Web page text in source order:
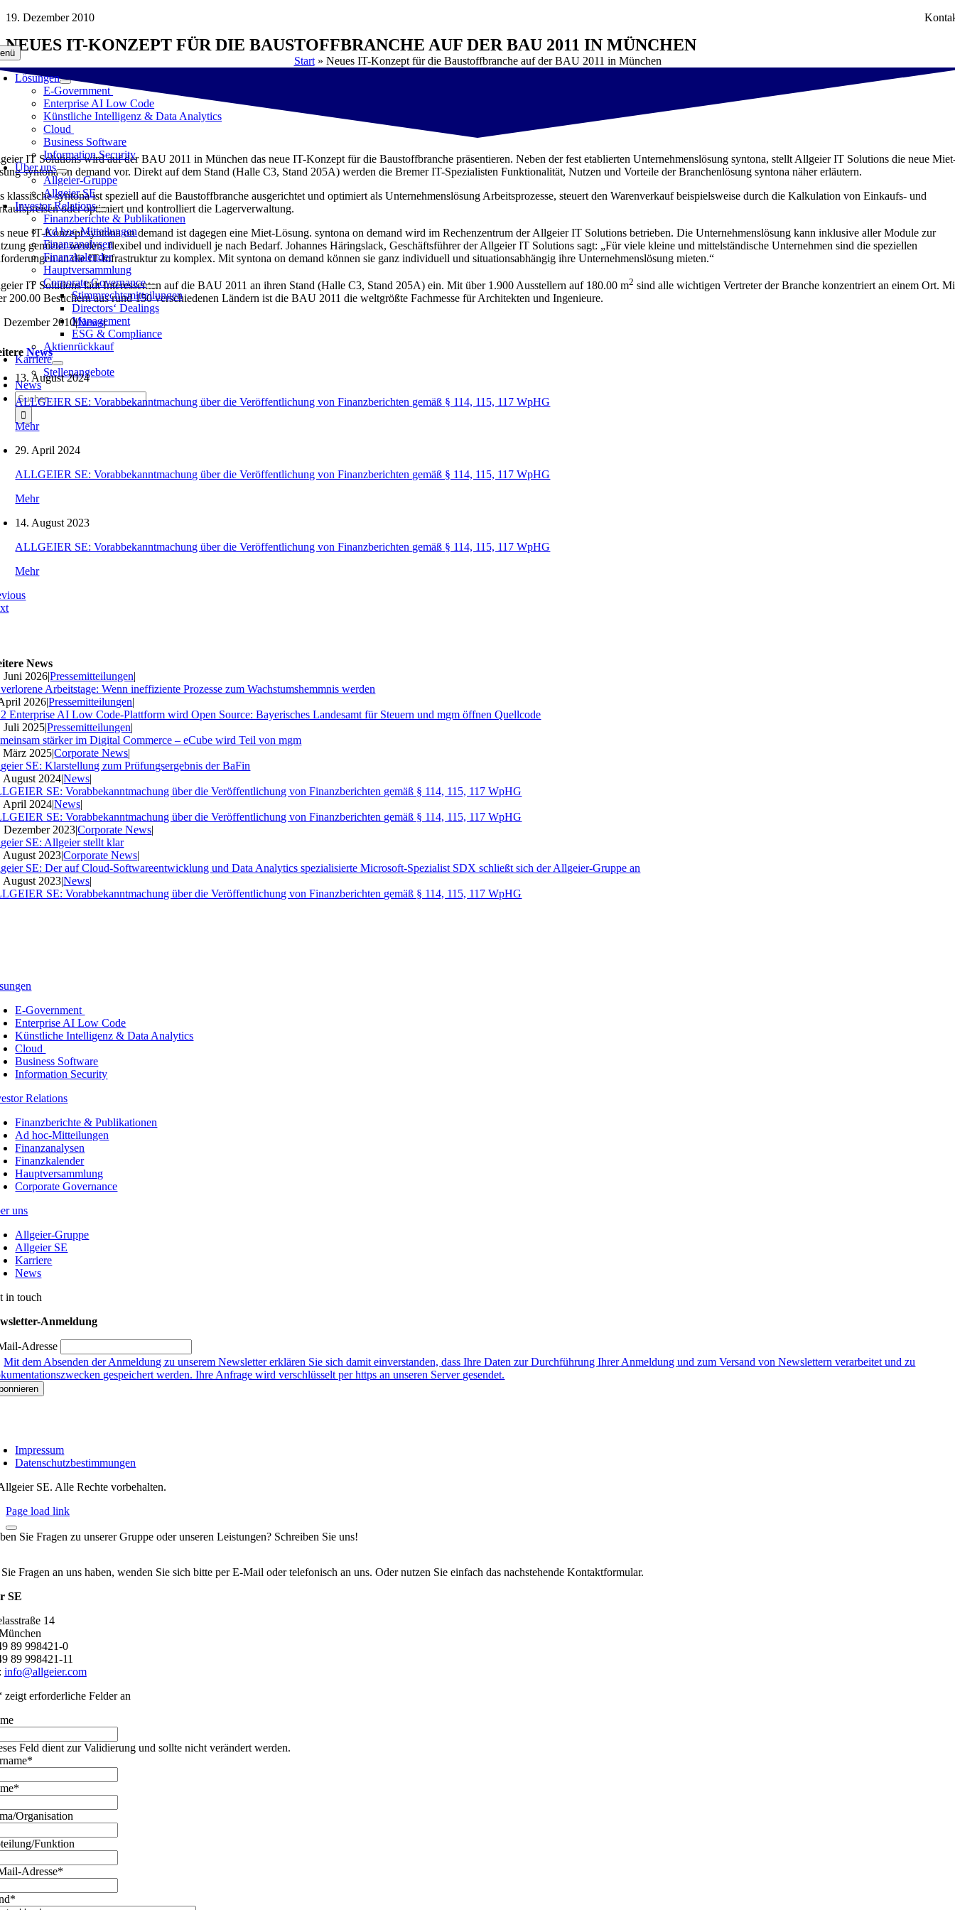
Zum
springen
Lösungen
E-Government
Enterprise AI Low Code
Künstliche Intelligenz & Data Analytics
Cloud
Business Software
Information Security
Über uns
Allgeier-Gruppe
Allgeier SE
Investor Relations
Finanzberichte & Publikationen
Ad hoc-Mitteilungen
Finanzanalysen
Finanzkalender
Hauptversammlung
Corporate Governance
Stimmrechtsmitteilungen
Directors‘ Dealings
Management
ESG & Compliance
Aktienrückkauf
Karriere
Stellenangebote
News
Suche
nach:
19. Dezember 2010
NEUES IT-KONZEPT FÜR DIE BAUSTOFFBRANCHE AUF DER BAU 2011 IN MÜNCHEN
Start» Neues IT-Konzept für die Baustoffbranche auf der BAU 2011 in München
IT Solutions wird auf der BAU 2011 in München das neue IT-Konzept für die Baustoffbranche präsentieren. Neben der fest etablierten Unternehmenslösung syntona, stellt Allgeier IT Solutions die neue
syntona on demand vor. Direkt auf dem Stand (Halle C3, Stand 205A) werden die Bremer IT-Spezialisten Funktionalität, Nutzen und Vorteile der Branchenlösung syntona näher erläutern.
klassische syntona ist speziell auf die Baustoffbranche ausgerichtet und optimiert als Unternehmenslösung Arbeitsprozesse, steuert den Warenverkauf beispielsweise durch die Kalkulation von Einkaufs- und
oder optimiert und kontrolliert die Lagerverwaltung.
neue IT-Konzept syntona on demand ist dagegen eine Miet-Lösung. syntona on demand wird im Rechenzentrum der Allgeier IT Solutions betrieben. Die Unternehmenslösung kann inklusive aller Module zur
gemietet werden, flexibel und individuell je nach Bedarf. Johannes Häringslack, Geschäftsführer der Allgeier IT Solutions sagt: „Für viele kleine und mittelständische Unternehmen sind die speziellen
an die IT-Infrastruktur zu komplex. Mit syntona on demand können sie ganz individuell und situationsabhängig ihre Unternehmenslösung mieten.“
IT Solutions lädt Interessenten auf die BAU 2011 an ihren Stand (Halle C3, Stand 205A) ein. Mit über 1.900 Ausstellern auf 180.00 m2 sind alle wichtigen Vertreter der Branche konzentriert an einem Ort.
200.00 Besuchern aus rund 150 verschiedenen Ländern ist die BAU 2011 die weltgrößte Fachmesse für Architekten und Ingenieure.
Dezember 2010|News|
News
13. August 2024
ALLGEIER SE: Vorabbekanntmachung über die Veröffentlichung von Finanzberichten gemäß § 114, 115, 117 WpHG
Mehr
29. April 2024
ALLGEIER SE: Vorabbekanntmachung über die Veröffentlichung von Finanzberichten gemäß § 114, 115, 117 WpHG
Mehr
14. August 2023
ALLGEIER SE: Vorabbekanntmachung über die Veröffentlichung von Finanzberichten gemäß § 114, 115, 117 WpHG
Mehr
News
Juni 2026|Pressemitteilungen|
Arbeitstage: Wenn ineffiziente Prozesse zum Wachstumshemmnis werden
2026|Pressemitteilungen|
Enterprise AI Low Code-Plattform wird Open Source: Bayerisches Landesamt für Steuern und mgm öffnen Quellcode
Juli 2025|Pressemitteilungen|
stärker im Digital Commerce – eCube wird Teil von mgm
März 2025|Corporate News|
SE: Klarstellung zum Prüfungsergebnis der BaFin
August 2024|News|
SE: Vorabbekanntmachung über die Veröffentlichung von Finanzberichten gemäß § 114, 115, 117 WpHG
April 2024|News|
SE: Vorabbekanntmachung über die Veröffentlichung von Finanzberichten gemäß § 114, 115, 117 WpHG
Dezember 2023|Corporate News|
SE: Allgeier stellt klar
August 2023|Corporate News|
SE: Der auf Cloud-Softwareentwicklung und Data Analytics spezialisierte Microsoft-Spezialist SDX schließt sich der Allgeier-Gruppe an
August 2023|News|
SE: Vorabbekanntmachung über die Veröffentlichung von Finanzberichten gemäß § 114, 115, 117 WpHG
E-Government
Enterprise AI Low Code
Künstliche Intelligenz & Data Analytics
Cloud
Business Software
Information Security
Relations
Finanzberichte & Publikationen
Ad hoc-Mitteilungen
Finanzanalysen
Finanzkalender
Hauptversammlung
Corporate Governance
uns
Allgeier-Gruppe
Allgeier SE
Karriere
News
in touch
Anmeldung
Adresse
Mit dem Absenden der Anmeldung zu unserem Newsletter erklären Sie sich damit einverstanden, dass Ihre Daten zur Durchführung Ihrer Anmeldung und zum Versand von Newslettern verarbeitet und zu
gespeichert werden. Ihre Anfrage wird verschlüsselt per https an unseren Server gesendet.
Impressum
Datenschutzbestimmungen
SE. Alle Rechte vorbehalten.
Page load link
Sie Fragen zu unserer Gruppe oder unseren Leistungen? Schreiben Sie uns!
Fragen an uns haben, wenden Sie sich bitte per E-Mail oder telefonisch an uns. Oder nutzen Sie einfach das nachstehende Kontaktformular.
SE
14
89 998421-0
89 998421-11
info@allgeier.com
zeigt erforderliche Felder an
Feld dient zur Validierung und sollte nicht verändert werden.
*
*
Organisation
Funktion
Adresse*
*